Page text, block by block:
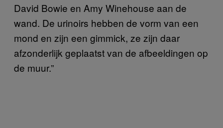
David Bowie en Amy Winehouse aan de
wand. De urinoirs hebben de vorm van een
mond en zijn een gimmick, ze zijn daar
afzonderlijk geplaatst van de afbeeldingen op
de muur.”